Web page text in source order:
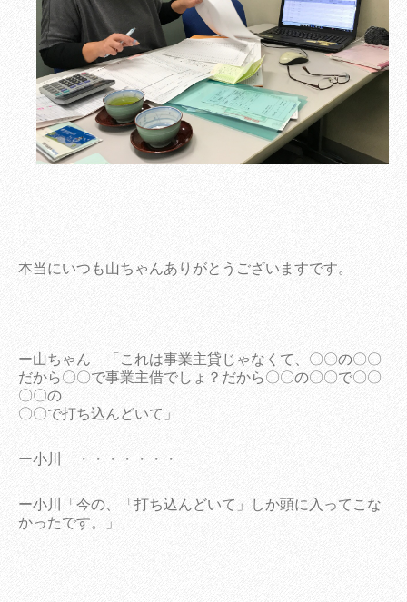
本当にいつも山ちゃんありがとうございますです。
ー山ちゃん 「これは事業主貸じゃなくて、〇〇の〇〇
だから〇〇で事業主借でしょ？だから〇〇の〇〇で〇〇
〇〇の
〇〇で打ち込んどいて」
ー小川 ・・・・・・・
ー小川「今の、「打ち込んどいて」しか頭に入ってこな
かったです。」